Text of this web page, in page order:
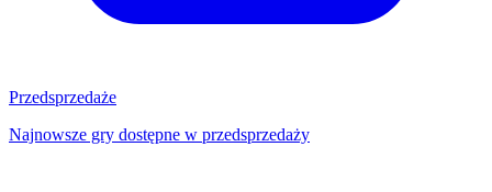
Przedsprzedaże
Najnowsze gry dostępne w przedsprzedaży